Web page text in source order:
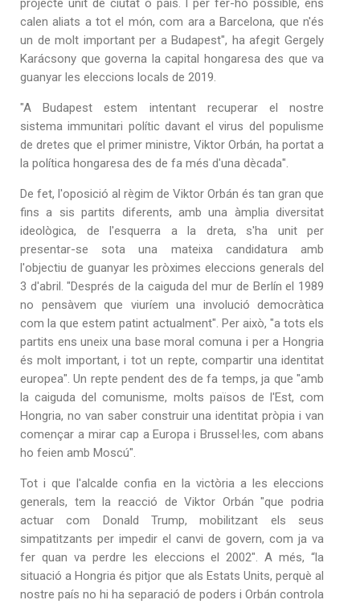
projecte unit de ciutat o país. I per fer-ho possible, ens
calen aliats a tot el món, com ara a Barcelona, que n'és
un de molt important per a Budapest", ha afegit Gergely
Karácsony que governa la capital hongaresa des que va
guanyar les eleccions locals de 2019.
"A Budapest estem intentant recuperar el nostre
sistema immunitari polític davant el virus del populisme
de dretes que el primer ministre, Viktor Orbán, ha portat a
la política hongaresa des de fa més d'una dècada".
De fet, l'oposició al règim de Viktor Orbán és tan gran que
fins a sis partits diferents, amb una àmplia diversitat
ideològica, de l'esquerra a la dreta, s'ha unit per
presentar-se sota una mateixa candidatura amb
l'objectiu de guanyar les pròximes eleccions generals del
3 d'abril. "Després de la caiguda del mur de Berlín el 1989
no pensàvem que viuríem una involució democràtica
com la que estem patint actualment". Per això, "a tots els
partits ens uneix una base moral comuna i per a Hongria
és molt important, i tot un repte, compartir una identitat
europea". Un repte pendent des de fa temps, ja que "amb
la caiguda del comunisme, molts països de l'Est, com
Hongria, no van saber construir una identitat pròpia i van
començar a mirar cap a Europa i Brussel·les, com abans
ho feien amb Moscú".
Tot i que l'alcalde confia en la victòria a les eleccions
generals, tem la reacció de Viktor Orbán "que podria
actuar com Donald Trump, mobilitzant els seus
simpatitzants per impedir el canvi de govern, com ja va
fer quan va perdre les eleccions el 2002". A més, “la
situació a Hongria és pitjor que als Estats Units, perquè al
nostre país no hi ha separació de poders i Orbán controla